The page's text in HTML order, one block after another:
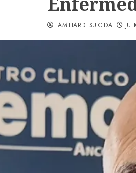
FAMILIARDESUICIDA